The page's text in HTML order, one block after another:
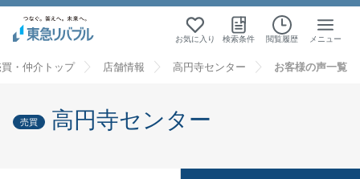
お気に入り 検索条件 閲覧履歴 メニュー
・仲介トップ 店舗情報 高円寺センター お客様の声一覧
売買 高円寺センター